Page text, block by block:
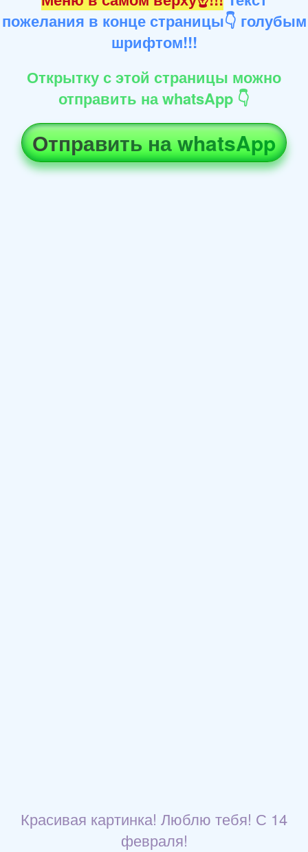
пожелания в конце страницы👇 голубым
шрифтом!!!
Открытку с этой страницы можно
отправить на whatsApp 👇
Отправить на whatsApp
Красивая картинка! Люблю тебя! С 14
февраля!